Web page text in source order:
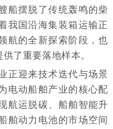
船摆脱了传统轰鸣的柴
我国沿海集装箱运输正
航的全新探索阶段，也
了重要落地样本。
正迎来技术迭代与场景
电动船舶产业的核心配
航运脱碳、船舶智能升
舶动力电池的市场空间